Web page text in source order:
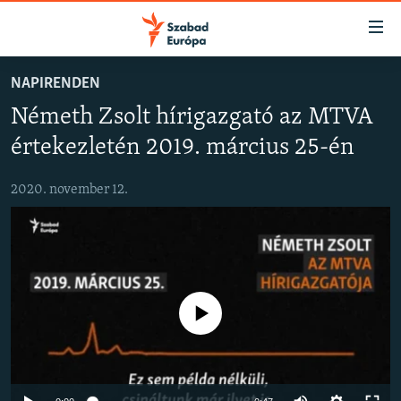
Akadálymentes
oldalra
tartalomjegyzékre
Ugrás
keresésre
AKTUÁLIS
PODCASTOK
VIDEÓK
ELEMZŐ
SZABADON
TÁRSADALOM
DEMOKRÁCIA
A PÉNZ NYOMÁBAN
NAPIRENDEN
Németh Zsolt hírigazgató az MTVA
értekezletén 2019. március 25-én
2020. november 12.
Jelenleg nincs elérhető tartalom
FELIRATKOZÁS
Feliratkozás